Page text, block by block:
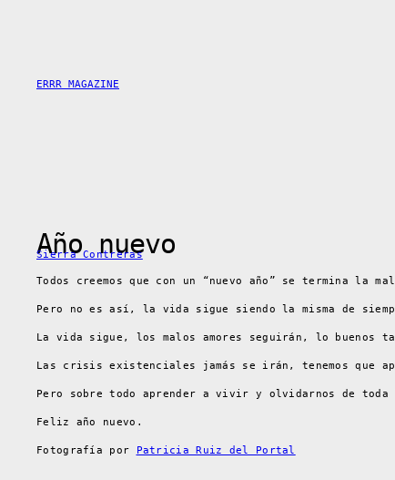
ERRR MAGAZINE
Año nuevo
Sierra Contreras
Todos creemos que con un “nuevo año” se termina la
Pero no es así, la vida sigue siendo la misma de
La vida sigue, los malos amores seguirán, lo buenos
Las crisis existenciales jamás se irán, tenemos que
Pero sobre todo aprender a vivir y olvidarnos de toda
Feliz año nuevo.
Fotografía por Patricia Ruiz del Portal